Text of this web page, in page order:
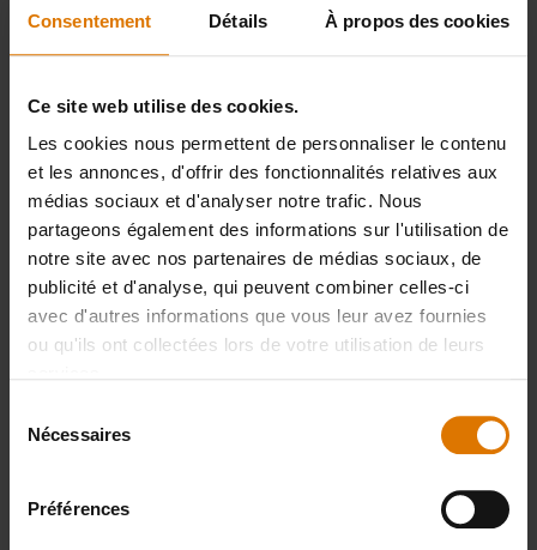
Consentement Détails À propos des cookies
Ce site web utilise des cookies.
Les cookies nous permettent de personnaliser le contenu
et les annonces, d'offrir des fonctionnalités relatives aux
médias sociaux et d'analyser notre trafic. Nous
partageons également des informations sur l'utilisation de
notre site avec nos partenaires de médias sociaux, de
publicité et d'analyse, qui peuvent combiner celles-ci
avec d'autres informations que vous leur avez fournies
ou qu'ils ont collectées lors de votre utilisation de leurs
Nécessaires
Préférences
Préparons-nous
Accessoires
Smokey
cuir